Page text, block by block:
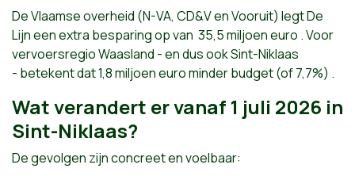
De Vlaamse overheid (N-VA, CD&V en Vooruit) legt De
Lijn een extra besparing op van 35,5 miljoen euro . Voor
vervoersregio Waasland - en dus ook Sint-Niklaas
- betekent dat 1,8 miljoen euro minder budget (of 7,7%) .
Wat verandert er vanaf 1 juli 2026 in
Sint-Niklaas?
De gevolgen zijn concreet en voelbaar: